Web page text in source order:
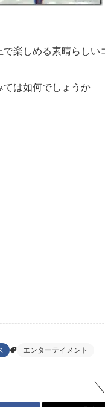
で楽しめる素晴らしい
ては如何でしょうか
エンターテイメント